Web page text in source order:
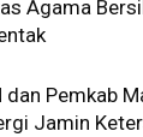
Agama
dan Pemkab
Jamin